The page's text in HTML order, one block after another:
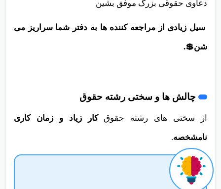
از جمله ایزان برخورداره، به طوری که اگه در یکی از
دعاوی حقوقی بزرگ موفق بشین
سیل زیادی از مراجعه کننده ها به دفتر شما سراریز می
چالش ها و سختی رشته حقوق
از سختی های رشته حقوق
نامشخصه.